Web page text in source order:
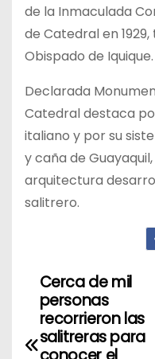
de la Inmaculada
de Catedral en
Obispado de Iquique.
Declarada
Catedral destaca
italiano y por su
y caña de
arquitectura
salitrero.
N
v
Cerca de mil
personas
recorrieron las
salitreras para